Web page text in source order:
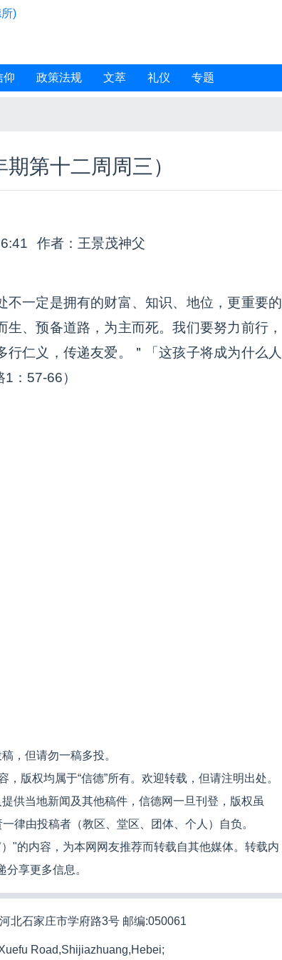
)
仰 政策法规 文萃 礼仪 专题
第十二周周三）
作者：王景茂神父
一定是拥有的财富、知识、地位，更重要的
、预备道路，为主而死。我们要努力前行，
仁义，传递友爱。＂「这孩子将成为什么人
：57-66）
，但请勿一稿多投。
版权均属于“信德”所有。欢迎转载，但请注明出处。
供当地新闻及其他稿件，信德网一旦刊登，版权虽
律由投稿者（教区、堂区、团体、个人）自负。
"的内容，为本网网友推荐而转载自其他媒体。转载内
享更多信息。
北石家庄市学府路3号 邮编:050061
Road,Shijiazhuang,Hebei;